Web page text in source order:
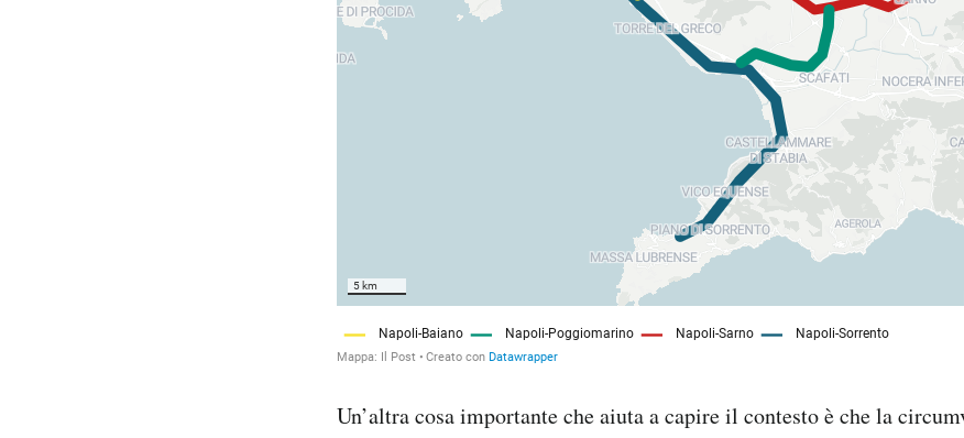
Un’altra cosa importante che aiuta a capire il contesto è che la